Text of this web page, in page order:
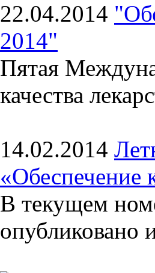
22.04.2014
2014"
Пятая
качества
14.02.2014
«Обеспечение
В текущем
опубликовано